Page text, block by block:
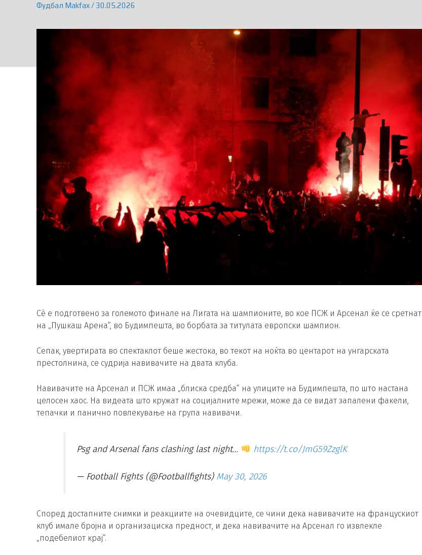
Фудбал Makfax/ 30.05.2026
Сè е подготвено за големото финале на Лигата на шампионите, во кое ПСЖ и Арсенал ќе се сретнат
на „Пушкаш Арена“, во Будимпешта, во борбата за титулата европски шампион.
Сепак, увертирата во спектаклот беше жестока, во текот на ноќта во центарот на унгарската
престолнина, се судрија навивачите на двата клуба.
Навивачите на Арсенал и ПСЖ имаа „блиска средба“ на улиците на Будимпешта, по што настана
целосен хаос. На видеата што кружат на социјалните мрежи, може да се видат запалени факели,
тепачки и панично повлекување на група навивачи.
Psg and Arsenal fans clashing last night… https://t.co/JmG59ZzglK
— Football Fights (@Footballfights) May 30, 2026
Според достапните снимки и реакциите на очевидците, се чини дека навивачите на францускиот
клуб имале бројна и организациска предност, и дека навивачите на Арсенал го извлекле
„подебелиот крај“.